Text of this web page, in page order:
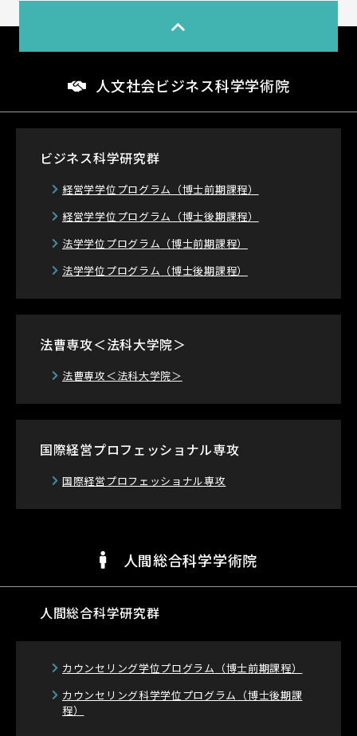
人文社会ビジネス科学学術院
ビジネス科学研究群
経営学学位プログラム （博士前期課程）
経営学学位プログラム （博士後期課程）
法学学位プログラム （博士前期課程）
法学学位プログラム （博士後期課程）
法曹専攻＜法科大学院＞
法曹専攻＜法科大学院＞
国際経営プロフェッショナル専攻
国際経営プロフェッショナル専攻
人間総合科学学術院
人間総合科学研究群
カウンセリング学位プログラム （博士前期課程）
カウンセリング科学学位プログラム
（博士後期課
程）